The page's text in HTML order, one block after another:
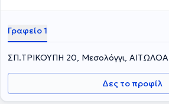
Γραφείο 1
ΣΠ.ΤΡΙΚΟΥΠΗ 20, Μεσολόγγι,
Δες το προφίλ